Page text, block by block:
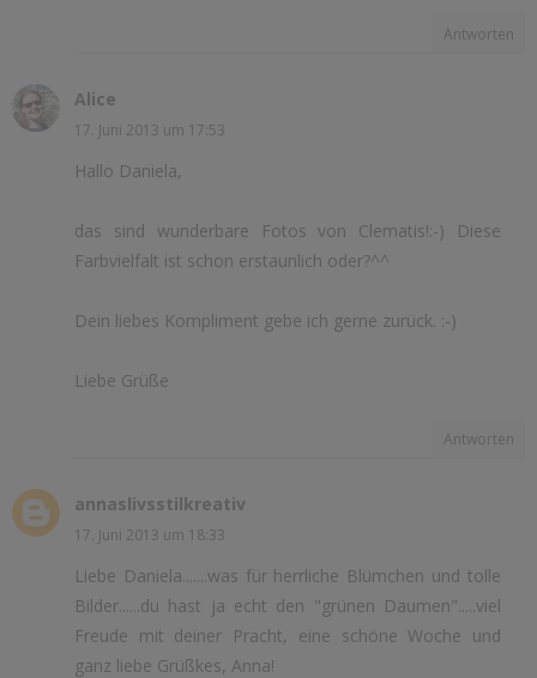
Antworten
Alice
17. Juni 2013 um 17:53
Hallo Daniela,
das sind wunderbare Fotos von Clematis!:-) Diese
Farbvielfalt ist schon erstaunlich oder?^^
Dein liebes Kompliment gebe ich gerne zurück. :-)
Liebe Grüße
Antworten
annaslivsstilkreativ
17. Juni 2013 um 18:33
Liebe Daniela.......was für herrliche Blümchen und tolle
Bilder......du hast ja echt den "grünen Daumen".....viel
Freude mit deiner Pracht, eine schöne Woche und
ganz liebe Grüßkes, Anna!